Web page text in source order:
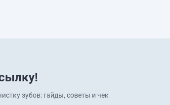
зубов: гайды, советы и чек